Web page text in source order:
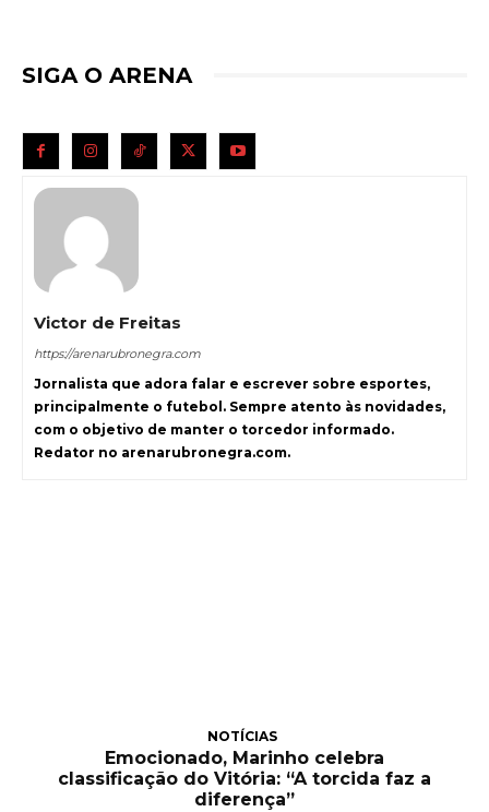
SIGA O ARENA
Victor de Freitas
https://arenarubronegra.com
Jornalista que adora falar e escrever sobre esportes,
principalmente o futebol. Sempre atento às novidades,
com o objetivo de manter o torcedor informado.
Redator no arenarubronegra.com.
NOTÍCIAS
Emocionado, Marinho celebra
classificação do Vitória: “A torcida faz a
diferença”